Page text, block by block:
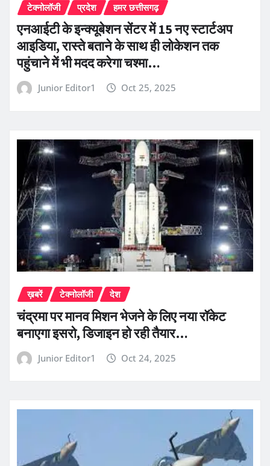
टेक्नोलॉजी प्रदेश हमर छत्तीसगढ़
एनआईटी के इन्क्यूबेशन सेंटर में 15 नए स्टार्टअप
आइडिया, रास्ते बताने के साथ ही लोकेशन तक
पहुंचाने में भी मदद करेगा चश्मा…
Junior Editor1 Oct 25, 2025
ख़बरें टेक्नोलॉजी देश
चंद्रमा पर मानव मिशन भेजने के लिए नया रॉकेट
बनाएगा इसरो, डिजाइन हो रही तैयार…
Junior Editor1 Oct 24, 2025